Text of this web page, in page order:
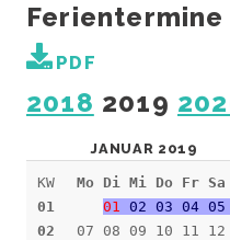
PDF
2018 2019
JANUAR 2019
KW
01
02
Mo Di Mi Do Fr Sa
01 02 03 04 05
07 08 09 10 11 12